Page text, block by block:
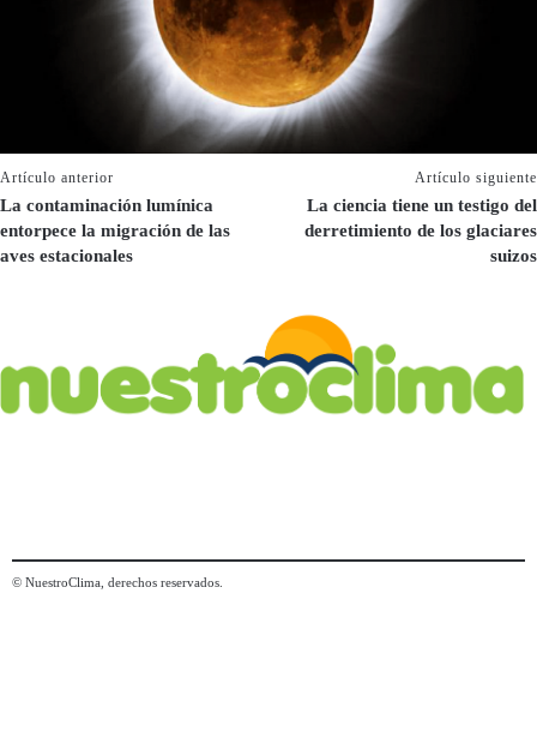
Artículo anterior
La contaminación lumínica
entorpece la migración de las
aves estacionales
Artículo siguiente
La ciencia tiene un testigo del
derretimiento de los glaciares
suizos
© NuestroClima, derechos reservados.